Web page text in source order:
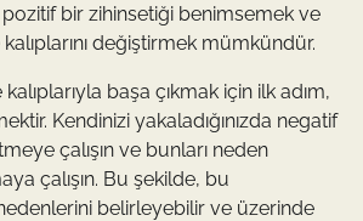
bir zihinsetiği benimsemek ve
değiştirmek mümkündür.
başa çıkmak için ilk adım,
Kendinizi yakaladığınızda negatif
çalışın ve bunları neden
çalışın. Bu şekilde, bu
belirleyebilir ve üzerinde